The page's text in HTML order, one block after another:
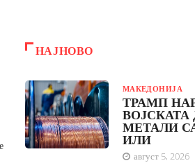
НАЈНОВО
МАКЕДОНИЈА
ТРАМП
МЕТАЛИ
ИЛИ
август 5, 2026